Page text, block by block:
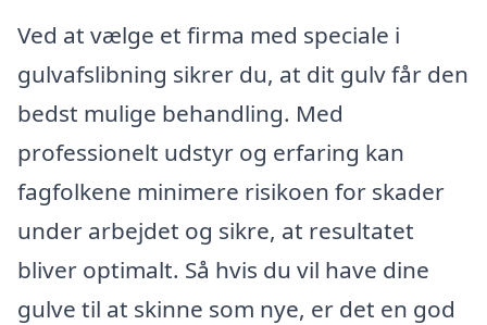
Ved at vælge et firma med speciale i
gulvafslibning sikrer du, at dit gulv får den
bedst mulige behandling. Med
professionelt udstyr og erfaring kan
fagfolkene minimere risikoen for skader
under arbejdet og sikre, at resultatet
bliver optimalt. Så hvis du vil have dine
gulve til at skinne som nye, er det en god